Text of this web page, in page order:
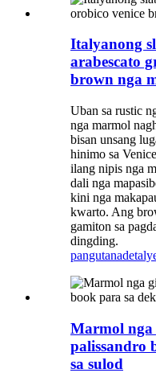
Italyanong
arabescato
brown nga
Uban sa rustic
nga marmol
bisan unsang
hinimo sa
ilang nipis nga
dali nga
kini nga
kwarto. Ang
gamiton sa
dingding.
pangutana
Marmol nga
palissandro
sa sulod